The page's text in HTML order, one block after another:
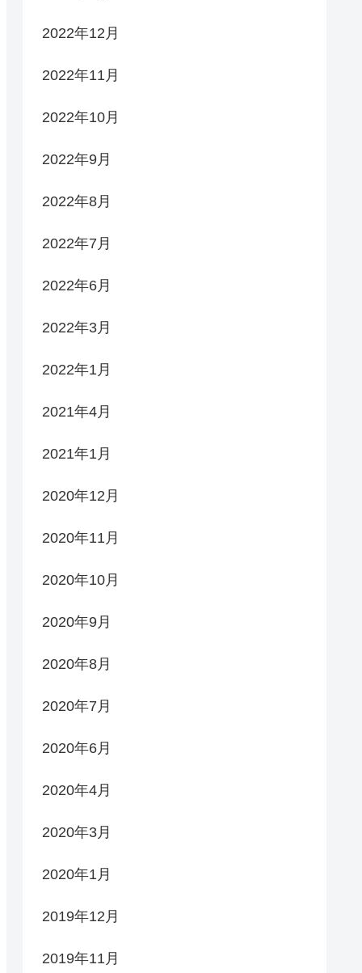
2022年12月
2022年11月
2022年10月
2022年9月
2022年8月
2022年7月
2022年6月
2022年3月
2022年1月
2021年4月
2021年1月
2020年12月
2020年11月
2020年10月
2020年9月
2020年8月
2020年7月
2020年6月
2020年4月
2020年3月
2020年1月
2019年12月
2019年11月